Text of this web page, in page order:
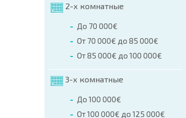
2-х комнатные
До 70 000€
От 70 000€ до 85 000€
От 85 000€ до 100 000€
3-х комнатные
До 100 000€
От 100 000€ до 125 000€